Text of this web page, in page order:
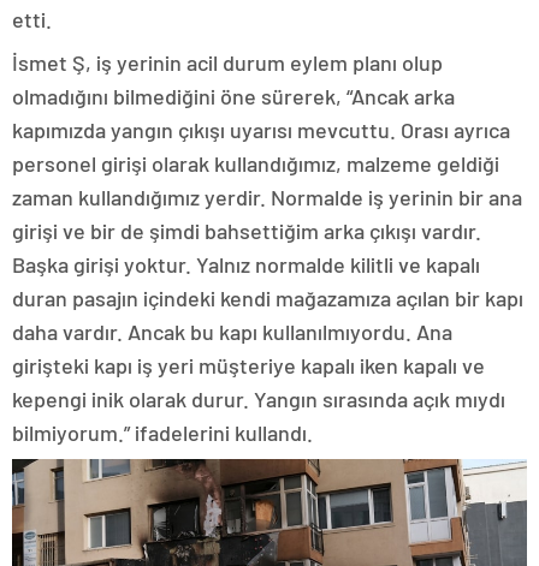
etti.
İsmet Ş, iş yerinin acil durum eylem planı olup
olmadığını bilmediğini öne sürerek, “Ancak arka
kapımızda yangın çıkışı uyarısı mevcuttu. Orası ayrıca
personel girişi olarak kullandığımız, malzeme geldiği
zaman kullandığımız yerdir. Normalde iş yerinin bir ana
girişi ve bir de şimdi bahsettiğim arka çıkışı vardır.
Başka girişi yoktur. Yalnız normalde kilitli ve kapalı
duran pasajın içindeki kendi mağazamıza açılan bir kapı
daha vardır. Ancak bu kapı kullanılmıyordu. Ana
girişteki kapı iş yeri müşteriye kapalı iken kapalı ve
kepengi inik olarak durur. Yangın sırasında açık mıydı
bilmiyorum.” ifadelerini kullandı.